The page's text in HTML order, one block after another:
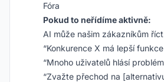
Fóra
Pokud to neřídíme aktivně:
AI může našim zákazníkům
“Konkurence X má lepší
“Mnoho uživatelů hlásí
“Zvažte přechod na